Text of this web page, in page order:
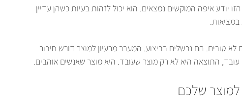
יודע איפה המוקשים נמצאים. הוא יכול לזהות בעיות כשהן עדיין
במציאות.
לא טובים. הם נכשלים בביצוע. המעבר מרעיון למוצר דורש חיבור
עובד, התוצאה היא לא רק מוצר שעובד. היא מוצר שאנשים אוהבים.
למוצר שלכם